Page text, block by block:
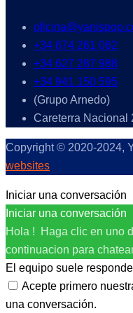
+34 674 261 062
+34 627 287 988
+34 941 150 595
(Grupo Arnedo)
Careterra Nacional
Copyright © 2020-2024,
websites
Iniciar una conversación
Iniciar una conversación
Hola ! Haga clic en uno
continuacion para
El equipo suele
Acepte primero
una conversación.